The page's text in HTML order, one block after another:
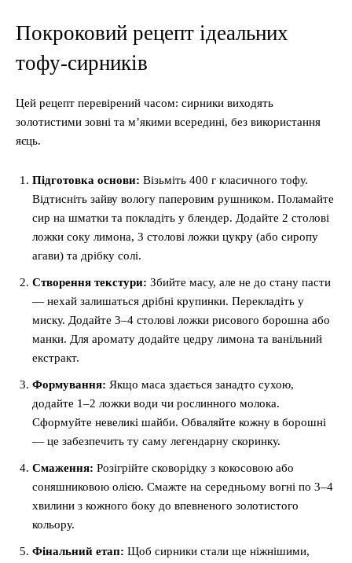
Покроковий рецепт ідеальних
тофу-сирників
Цей рецепт перевірений часом: сирники виходять
золотистими зовні та м’якими всередині, без використання
яєць.
Підготовка основи: Візьміть 400 г класичного тофу.
Відтисніть зайву вологу паперовим рушником. Поламайте
сир на шматки та покладіть у блендер. Додайте 2 столові
ложки соку лимона, 3 столові ложки цукру (або сиропу
агави) та дрібку солі.
Створення текстури: Збийте масу, але не до стану пасти
— нехай залишаться дрібні крупинки. Перекладіть у
миску. Додайте 3–4 столові ложки рисового борошна або
манки. Для аромату додайте цедру лимона та ванільний
екстракт.
Формування: Якщо маса здається занадто сухою,
додайте 1–2 ложки води чи рослинного молока.
Сформуйте невеликі шайби. Обваляйте кожну в борошні
— це забезпечить ту саму легендарну скоринку.
Смаження: Розігрійте сковорідку з кокосовою або
соняшниковою олією. Смажте на середньому вогні по 3–4
хвилини з кожного боку до впевненого золотистого
кольору.
Фінальний етап: Щоб сирники стали ще ніжнішими,